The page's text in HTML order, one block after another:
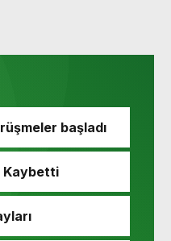
başladı
Kaybetti